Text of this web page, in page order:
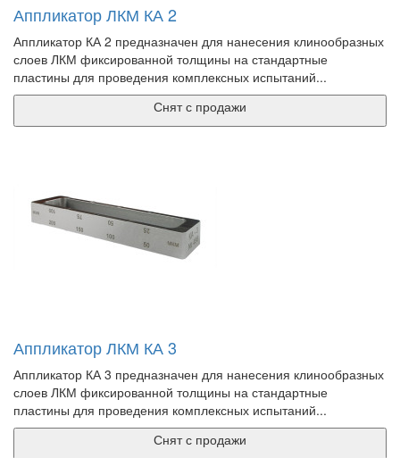
Аппликатор ЛКМ КА 2
Аппликатор КА 2 предназначен для нанесения клинообразных
слоев ЛКМ фиксированной толщины на стандартные
пластины для проведения комплексных испытаний...
Снят с продажи
Аппликатор ЛКМ КА 3
Аппликатор КА 3 предназначен для нанесения клинообразных
слоев ЛКМ фиксированной толщины на стандартные
пластины для проведения комплексных испытаний...
Снят с продажи